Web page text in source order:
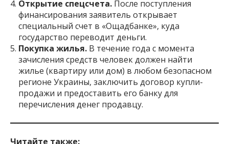
Открытие спецсчета. После поступления
финансирования заявитель открывает
специальный счет в «Ощадбанке», куда
государство переводит деньги.
Покупка жилья. В течение года с момента
зачисления средств человек должен найти
жилье (квартиру или дом) в любом безопасном
регионе Украины, заключить договор купли-
продажи и предоставить его банку для
перечисления денег продавцу.
Читайте также: